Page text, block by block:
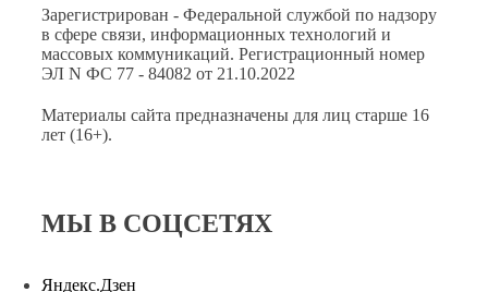
Зарегистрирован - Федеральной службой по надзору
в сфере связи, информационных технологий и
массовых коммуникаций. Регистрационный номер
ЭЛ N ФС 77 - 84082 от 21.10.2022
Материалы сайта предназначены для лиц старше 16
лет (16+).
МЫ В СОЦСЕТЯХ
Яндекс.Дзен